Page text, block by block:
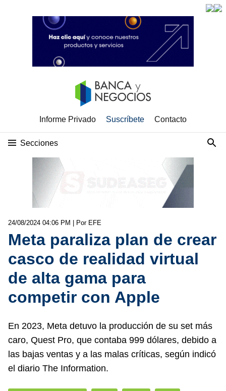
Informe Privado Suscríbete Contacto
Secciones
24/08/2024 04:06 PM | Por EFE
Meta paraliza plan de crear
casco de realidad virtual
de alta gama para
competir con Apple
En 2023, Meta detuvo la producción de su set más
caro, Quest Pro, que contaba 999 dólares, debido a
las bajas ventas y a las malas críticas, según indicó
el diario The Information.